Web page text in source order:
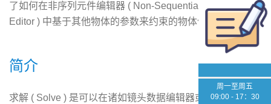
了如何在非序列元件编辑器 ( Non-Sequential Component
Editor ) 中基于其他物体的参数来约束的物体位置。
简介
求解 ( Solve ) 是可以在诸如镜头数据编辑器或非序列元件
周一至周五
09:00 - 17：30